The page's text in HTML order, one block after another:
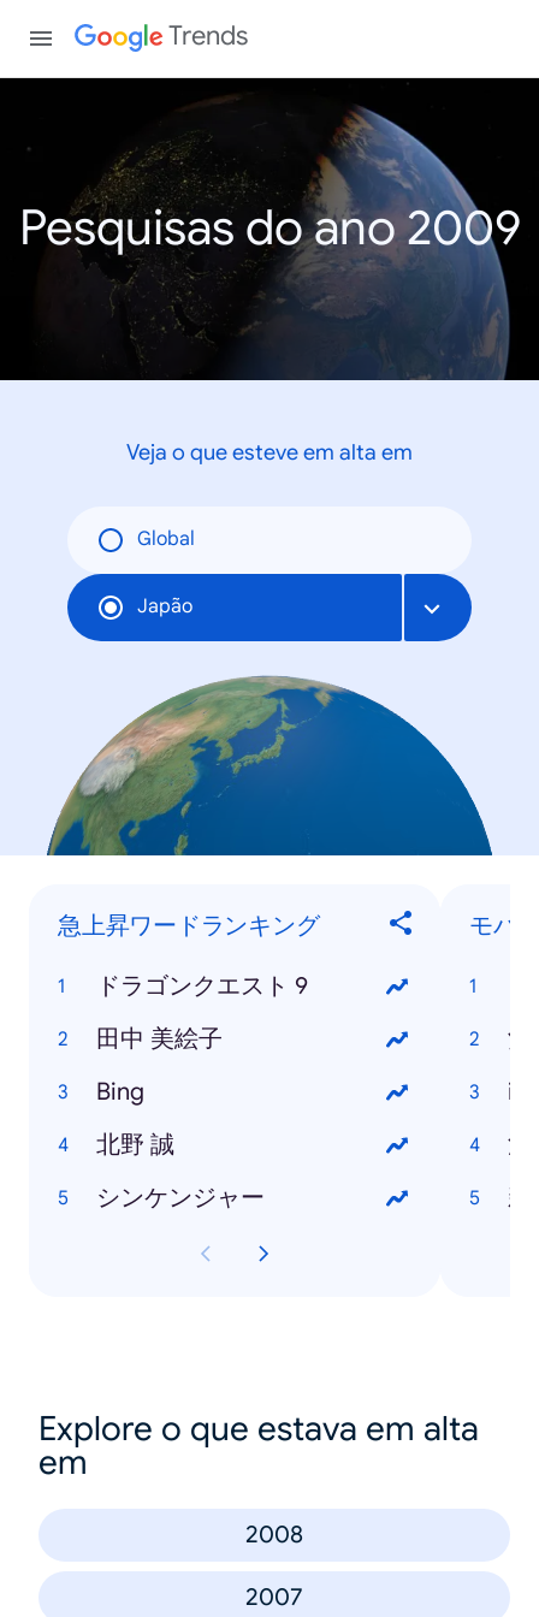
Trends
Pesquisas do ano 2009
Veja o que esteve em alta em
Global
Japão
急上昇ワードランキング
ドラゴンクエスト 9
田中 美絵子
Bing
北野 誠
シンケンジャー
モバ
酒
渋
新
Explore o que estava em alta
em
2008
2007